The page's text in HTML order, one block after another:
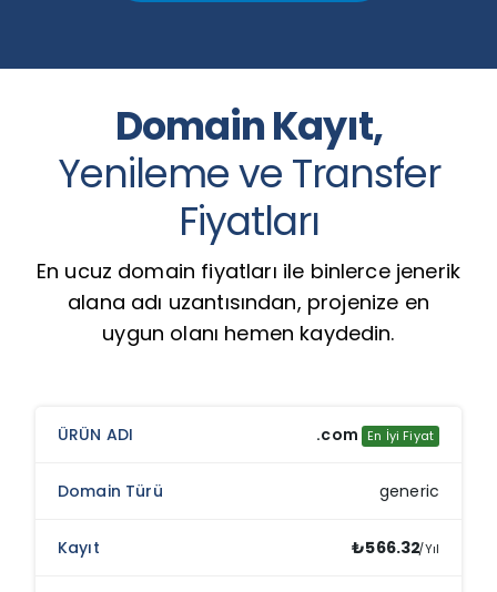
Domain Kayıt,
Yenileme ve Transfer
Fiyatları
En ucuz domain fiyatları ile binlerce jenerik
alana adı uzantısından, projenize en
uygun olanı hemen kaydedin.
Uzantı Domain Türü Kayıt
.com En İyi Fiyat
generic
₺566.32/Yıl